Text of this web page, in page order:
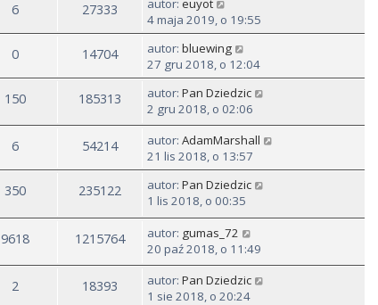
6 27333 autor: euyot
4 maja 2019, o 19:55
0 14704 autor: bluewing
27 gru 2018, o 12:04
150 185313 autor: Pan Dziedzic
2 gru 2018, o 02:06
6 54214 autor: AdamMarshall
21 lis 2018, o 13:57
350 235122 autor: Pan Dziedzic
1 lis 2018, o 00:35
9618 1215764 autor: gumas_72
20 paź 2018, o 11:49
2 18393 autor: Pan Dziedzic
1 sie 2018, o 20:24